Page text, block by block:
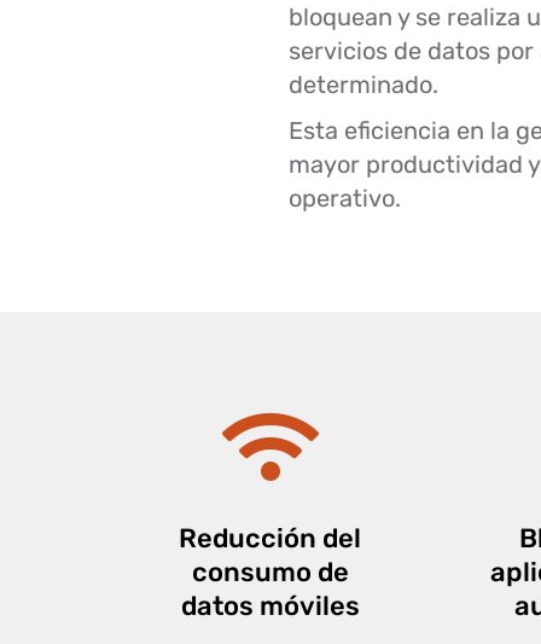
bloquean y se realiza
servicios de datos
determinado.
Esta eficiencia en la
mayor productividad
operativo.
Reducción del
consumo de
datos móviles